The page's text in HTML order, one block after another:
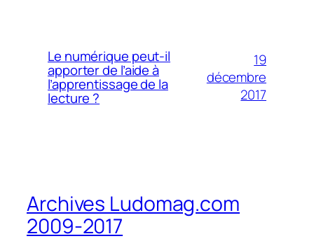
Le numérique peut-il
apporter de l’aide à
l’apprentissage de la
lecture ?
19
décembre
2017
Archives Ludomag.com
2009-2017